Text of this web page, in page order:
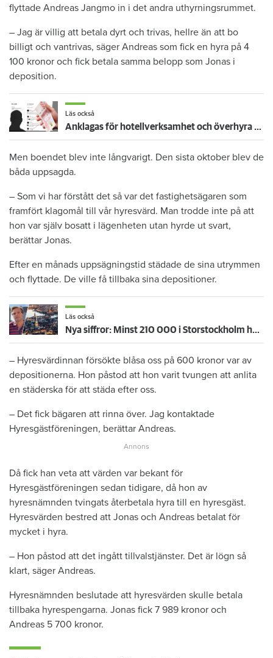
flyttade Andreas Jangmo in i det andra uthyrningsrummet.
– Jag är villig att betala dyrt och trivas, hellre än att bo
billigt och vantrivas, säger Andreas som fick en hyra på 4
100 kronor och fick betala samma belopp som Jonas i
deposition.
Läs också
Anklagas för hotellverksamhet och överhyra - riskerar hyreskontraktet
Men boendet blev inte långvarigt. Den sista oktober blev de
båda uppsagda.
– Som vi har förstått det så var det fastighetsägaren som
framfört klagomål till vår hyresvärd. Man trodde inte på att
hon var själv bosatt i lägenheten utan hyrde ut svart,
berättar Jonas.
Efter en månads uppsägningstid städade de sina utrymmen
och flyttade. De ville få tillbaka sina depositioner.
Läs också
Nya siffror: Minst 210 000 i Storstockholm hyr osäkert – ”motsvarar en hel stad”
– Hyresvärdinnan försökte blåsa oss på 600 kronor var av
depositionerna. Hon påstod att hon varit tvungen att anlita
en städerska för att städa efter oss.
– Det fick bägaren att rinna över. Jag kontaktade
Hyresgästföreningen, berättar Andreas.
Då fick han veta att värden var bekant för
Hyresgästföreningen sedan tidigare, då hon av
hyresnämnden tvingats återbetala hyra till en hyresgäst.
Hyresvärden bestred att Jonas och Andreas betalat för
mycket i hyra.
– Hon påstod att det ingått tillvalstjänster. Det är lögn så
klart, säger Andreas.
Hyresnämnden beslutade att hyresvärden skulle betala
tillbaka hyrespengarna. Jonas fick 7 989 kronor och
Andreas 5 700 kronor.